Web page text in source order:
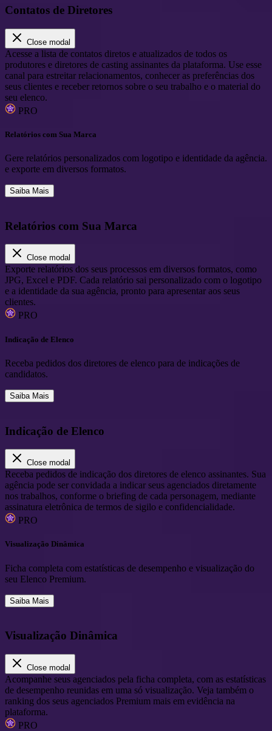
Contatos de Diretores
Close modal
Acesse a lista de contatos diretos e atualizados de todos os
produtores e diretores de casting assinantes da plataforma. Use esse
canal para estreitar relacionamentos, conhecer as preferências dos
seus clientes e receber retornos sobre o seu trabalho e o material do
seu elenco.
PRO
Relatórios com Sua Marca
Gere relatórios personalizados com logotipo e identidade da agência.
e exporte em diversos formatos.
Saiba Mais
Relatórios com Sua Marca
Close modal
Exporte relatórios dos seus processos em diversos formatos, como
JPG, Excel e PDF. Cada relatório sai personalizado com o logotipo
e a identidade da sua agência, pronto para apresentar aos seus
clientes.
PRO
Indicação de Elenco
Receba pedidos dos diretores de elenco para de indicações de
candidatos.
Saiba Mais
Indicação de Elenco
Close modal
Receba pedidos de indicação dos diretores de elenco assinantes. Sua
agência pode ser convidada a indicar seus agenciados diretamente
nos trabalhos, conforme o briefing de cada personagem, mediante
assinatura eletrônica de termos de sigilo e confidencialidade.
PRO
Visualização Dinâmica
Ficha completa com estatísticas de desempenho e visualização do
seu Elenco Premium.
Saiba Mais
Visualização Dinâmica
Close modal
Acompanhe seus agenciados pela ficha completa, com as estatísticas
de desempenho reunidas em uma só visualização. Veja também o
ranking dos seus agenciados Premium mais em evidência na
plataforma.
PRO